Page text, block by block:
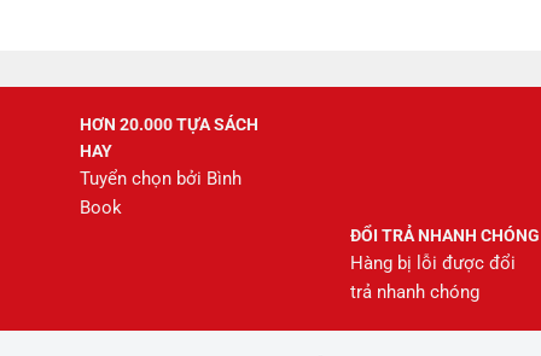
HƠN 20.000 TỰA SÁCH
HAY
Tuyển chọn bởi Bình
Book
ĐỔI TRẢ NHANH CHÓNG
Hàng bị lỗi được đổi
trả nhanh chóng